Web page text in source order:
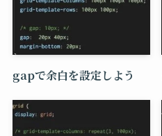
gapで余白を設定しよう